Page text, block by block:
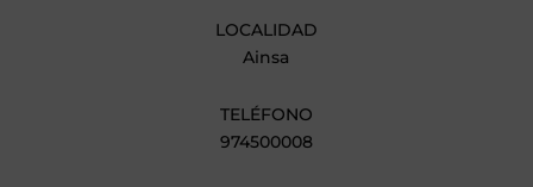
LOCALIDAD
Ainsa
TELÉFONO
974500008